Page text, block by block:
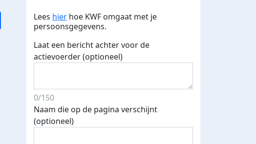
Lees hier hoe KWF omgaat met je
persoonsgegevens.
Laat een bericht achter voor de
actievoerder (optioneel)
0/150
Naam die op de pagina verschijnt
(optioneel)